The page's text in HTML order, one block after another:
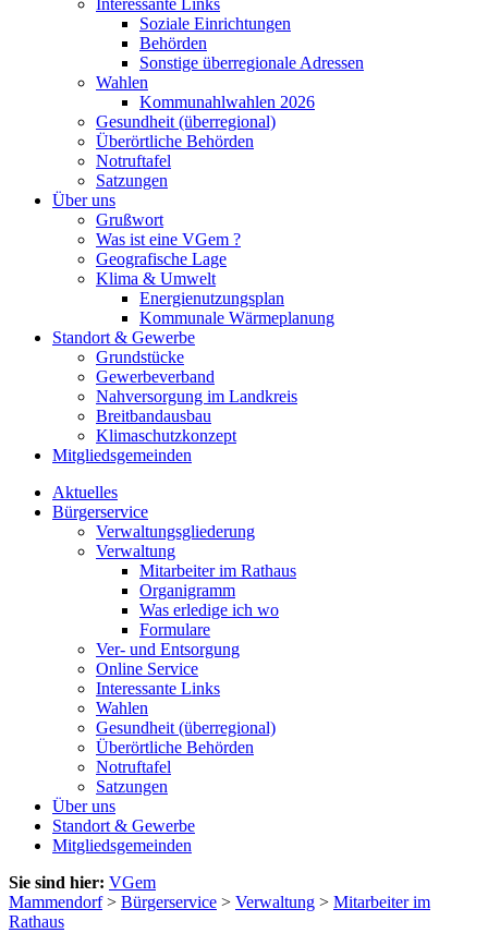
Interessante Links
Soziale Einrichtungen
Behörden
Sonstige überregionale Adressen
Wahlen
Kommunahlwahlen 2026
Gesundheit (überregional)
Überörtliche Behörden
Notruftafel
Satzungen
Über uns
Grußwort
Was ist eine VGem ?
Geografische Lage
Klima & Umwelt
Energienutzungsplan
Kommunale Wärmeplanung
Standort & Gewerbe
Grundstücke
Gewerbeverband
Nahversorgung im Landkreis
Breitbandausbau
Klimaschutzkonzept
Mitgliedsgemeinden
Aktuelles
Bürgerservice
Verwaltungsgliederung
Verwaltung
Mitarbeiter im Rathaus
Organigramm
Was erledige ich wo
Formulare
Ver- und Entsorgung
Online Service
Interessante Links
Wahlen
Gesundheit (überregional)
Überörtliche Behörden
Notruftafel
Satzungen
Über uns
Standort & Gewerbe
Mitgliedsgemeinden
Sie sind hier: VGem
Mammendorf> Bürgerservice > Verwaltung > Mitarbeiter im
Rathaus